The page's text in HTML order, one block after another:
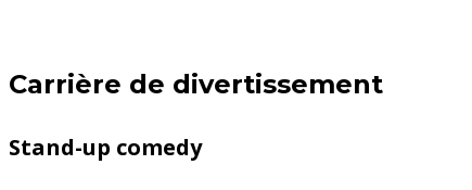
Carrière de divertissement
Stand-up comedy